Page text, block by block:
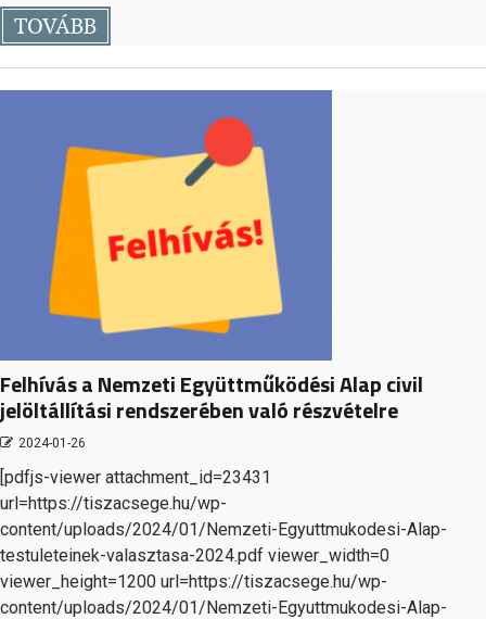
TOVÁBB
Felhívás a Nemzeti Együttműködési Alap civil
jelöltállítási rendszerében való részvételre
2024-01-26
[pdfjs-viewer attachment_id=23431
url=https://tiszacsege.hu/wp-
content/uploads/2024/01/Nemzeti-Egyuttmukodesi-Alap-
testuleteinek-valasztasa-2024.pdf viewer_width=0
viewer_height=1200 url=https://tiszacsege.hu/wp-
content/uploads/2024/01/Nemzeti-Egyuttmukodesi-Alap-